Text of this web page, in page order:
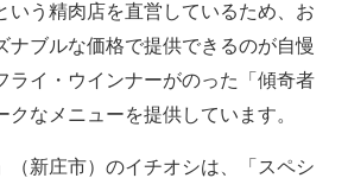
いう精肉店を直営しているため、お
ナブルな価格で提供できるのが自慢
ライ・ウインナーがのった「傾奇者
クなメニューを提供しています。
（新庄市）のイチオシは、「スペシ